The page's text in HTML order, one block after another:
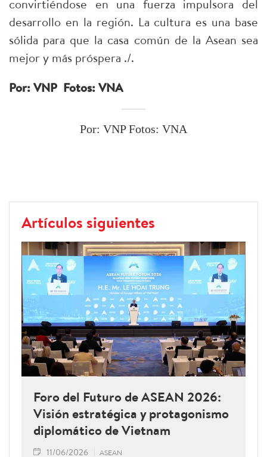
convirtiéndose en una fuerza impulsora del
desarrollo en la región. La cultura es una base
sólida para que la casa común de la Asean sea
mejor y más próspera ./.
Por: VNP Fotos: VNA
Por: VNP Fotos: VNA
Artículos siguientes
Foro del Futuro de ASEAN 2026:
Visión estratégica y protagonismo
diplomático de Vietnam
11/06/2026 ASEAN